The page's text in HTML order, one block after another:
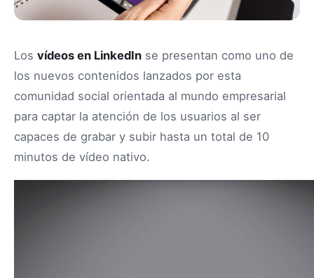
Los vídeos en LinkedIn se presentan como uno de
los nuevos contenidos lanzados por esta
comunidad social orientada al mundo empresarial
para captar la atención de los usuarios al ser
capaces de grabar y subir hasta un total de 10
minutos de vídeo nativo.